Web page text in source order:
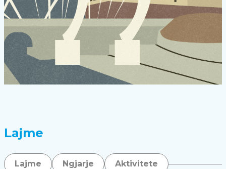
Lajme
Lajme Ngjarje Aktivitete